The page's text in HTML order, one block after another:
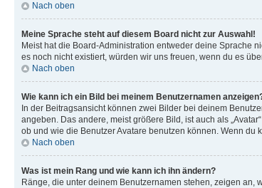
Nach oben
Meine Sprache steht auf diesem Board nicht zur Auswahl!
Meist hat die Board-Administration entweder deine Sprache
es noch nicht existiert, würden wir uns freuen, wenn du es
Nach oben
Wie kann ich ein Bild bei meinem Benutzernamen
In der Beitragsansicht können zwei Bilder bei deinem
angeben. Das andere, meist größere Bild, ist auch als
ob und wie die Benutzer Avatare benutzen können. Wenn
Nach oben
Was ist mein Rang und wie kann ich ihn ändern?
Ränge, die unter deinem Benutzernamen stehen, zeigen